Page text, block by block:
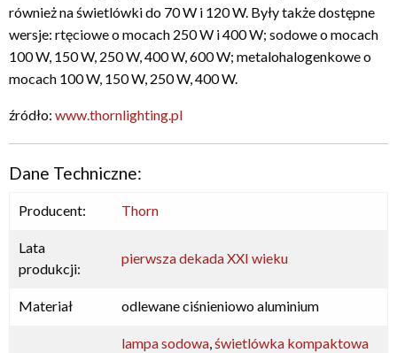
również na świetlówki do 70 W i 120 W. Były także dostępne
wersje: rtęciowe o mocach 250 W i 400 W; sodowe o mocach
100 W, 150 W, 250 W, 400 W, 600 W; metalohalogenkowe o
mocach 100 W, 150 W, 250 W, 400 W.
źródło: www.thornlighting.pl
Dane Techniczne:
Producent: Thorn
Lata
produkcji:
pierwsza dekada XXI wieku
Materiał odlewane ciśnieniowo aluminium
lampa sodowa,świetlówka kompaktowa